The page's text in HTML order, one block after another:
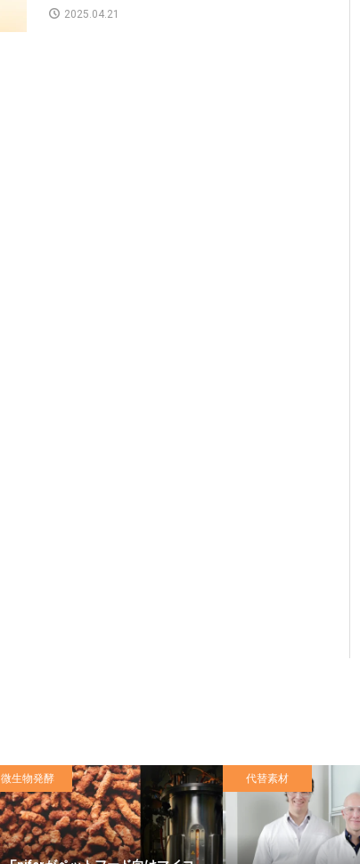
2025.04.21
微生物発酵 代替素材